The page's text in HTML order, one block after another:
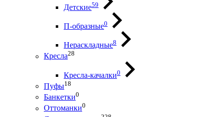
Детские59
П-образные0
Нераскладные8
Кресла28
Кресла-качалки0
Пуфы18
Банкетки0
Оттоманки0